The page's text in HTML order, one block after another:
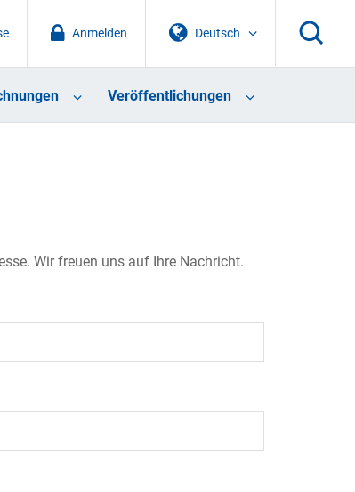
Deutsch
Anmelden
Veröffentlichungen
Wir freuen uns auf Ihre Nachricht.